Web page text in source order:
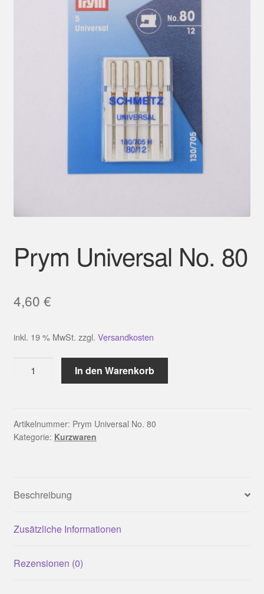
Prym Universal No. 80
4,60 €
inkl. 19 % MwSt. zzgl. Versandkosten
Menge
In den Warenkorb
Artikelnummer: Prym Universal No. 80
Kategorie: Kurzwaren
Beschreibung
Zusätzliche Informationen
Rezensionen (0)